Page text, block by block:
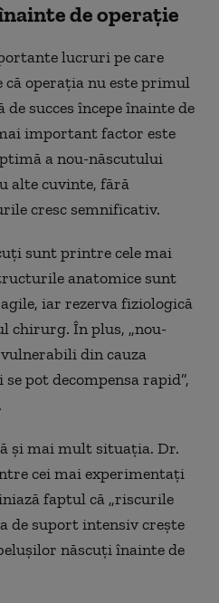
de operație
lucruri pe care
operația nu este primul
succes începe înainte de
important factor este
a nou-născutului
alte cuvinte, fără
cresc semnificativ.
sunt printre cele mai
anatomice sunt
iar rezerva fiziologică
chirurg. În plus, „nou-
din cauza
pot decompensa rapid”,
și mai mult situația. Dr.
cei mai experimentați
faptul că „riscurile
de suport intensiv crește
născuți înainte de